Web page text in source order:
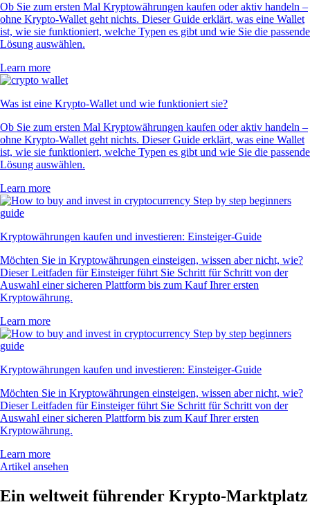
Ob Sie zum ersten Mal Kryptowährungen kaufen oder aktiv handeln –
ohne Krypto-Wallet geht nichts. Dieser Guide erklärt, was eine Wallet
ist, wie sie funktioniert, welche Typen es gibt und wie Sie die passende
Lösung auswählen.
Learn more
Was ist eine Krypto-Wallet und wie funktioniert sie?
Ob Sie zum ersten Mal Kryptowährungen kaufen oder aktiv handeln –
ohne Krypto-Wallet geht nichts. Dieser Guide erklärt, was eine Wallet
ist, wie sie funktioniert, welche Typen es gibt und wie Sie die passende
Lösung auswählen.
Learn more
Kryptowährungen kaufen und investieren: Einsteiger-Guide
Möchten Sie in Kryptowährungen einsteigen, wissen aber nicht, wie?
Dieser Leitfaden für Einsteiger führt Sie Schritt für Schritt von der
Auswahl einer sicheren Plattform bis zum Kauf Ihrer ersten
Kryptowährung.
Learn more
Kryptowährungen kaufen und investieren: Einsteiger-Guide
Möchten Sie in Kryptowährungen einsteigen, wissen aber nicht, wie?
Dieser Leitfaden für Einsteiger führt Sie Schritt für Schritt von der
Auswahl einer sicheren Plattform bis zum Kauf Ihrer ersten
Kryptowährung.
Learn more
Artikel ansehen
Ein weltweit führender Krypto-Marktplatz